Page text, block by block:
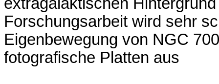
Forschungsarbeit wird sehr
Eigenbewegung von NGC
fotografische Platten aus